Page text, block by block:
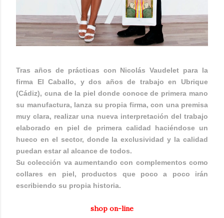
Tras años de prácticas con Nicolás Vaudelet para la
firma El Caballo, y dos años de trabajo en Ubrique
(Cádiz), cuna de la piel donde conoce de primera mano
su manufactura, lanza su propia firma, con una premisa
muy clara, realizar una nueva interpretación del trabajo
elaborado en piel de primera calidad haciéndose un
hueco en el sector, donde la exclusividad y la calidad
puedan estar al alcance de todos.
Su colección va aumentando con complementos como
collares en piel, productos que poco a poco irán
escribiendo su propia historia.
shop on-line